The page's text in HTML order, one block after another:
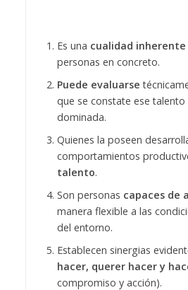
Es una cualidad inherente
personas en concreto.
Puede evaluarse
que se constate ese
dominada.
Quienes la poseen
comportamientos
talento.
Son personas capaces de
manera flexible a las
del entorno.
Establecen sinergias
hacer, querer hacer y
compromiso y acción).